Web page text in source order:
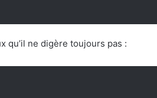
qu’il ne digère toujours pas :